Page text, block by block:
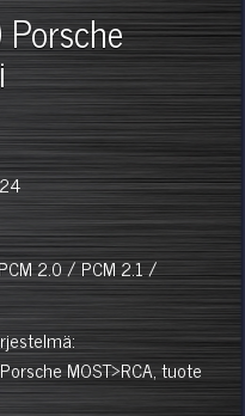
2.0 / PCM 2.1 /
MOST>RCA, tuote